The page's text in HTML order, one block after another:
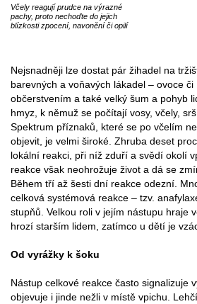
Včely reagují prudce na výrazné
pachy, proto nechoďte do jejich
blízkosti zpocení, navonění či opilí
Nejsnadněji lze dostat pár žihadel na
barevných a voňavých lákadel – ovoce či
občerstvením a také velký šum a pohyb
hmyz, k němuž se počítají vosy, včely,
Spektrum příznaků, které se po včelím
objevit, je velmi široké. Zhruba deset
lokální reakci, při níž zduří a svědí okolí
reakce však neohrožuje život a dá se
Během tří až šesti dní reakce odezní.
celková systémová reakce – tzv.
stupňů. Velkou roli v jejím nástupu hraje
hrozí starším lidem, zatímco u dětí je
Od vyrážky k šoku
Nástup celkové reakce často signalizuje
objevuje i jinde nežli v místě vpichu.